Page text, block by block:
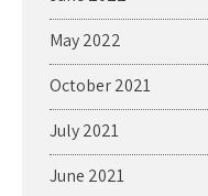
May 2022
October 2021
July 2021
June 2021